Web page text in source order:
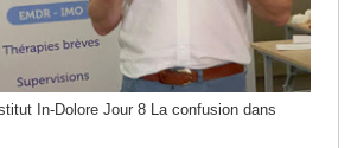
In-Dolore Jour 8 La confusion dans